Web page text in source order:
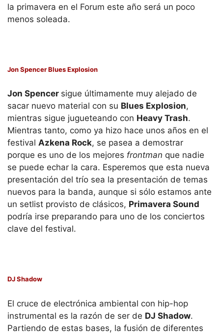
la primavera en el Forum este año será un poco
menos soleada.
Jon Spencer Blues Explosion
Jon Spencer sigue últimamente muy alejado de
sacar nuevo material con su Blues Explosion,
mientras sigue jugueteando con Heavy Trash.
Mientras tanto, como ya hizo hace unos años en el
festival Azkena Rock, se pasea a demostrar
porque es uno de los mejores frontman que nadie
se puede echar la cara. Esperemos que esta nueva
presentación del trío sea la presentación de temas
nuevos para la banda, aunque si sólo estamos ante
un setlist provisto de clásicos, Primavera Sound
podría irse preparando para uno de los conciertos
clave del festival.
DJ Shadow
El cruce de electrónica ambiental con hip-hop
instrumental es la razón de ser de DJ Shadow.
Partiendo de estas bases, la fusión de diferentes